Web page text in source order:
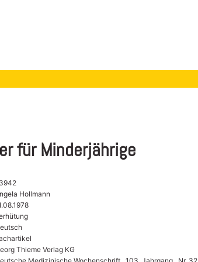
für Minderjährige
Hollmann
Thieme Verlag KG
Medizinische Wochenschrift , 103. Jahrgang , Nr. 32